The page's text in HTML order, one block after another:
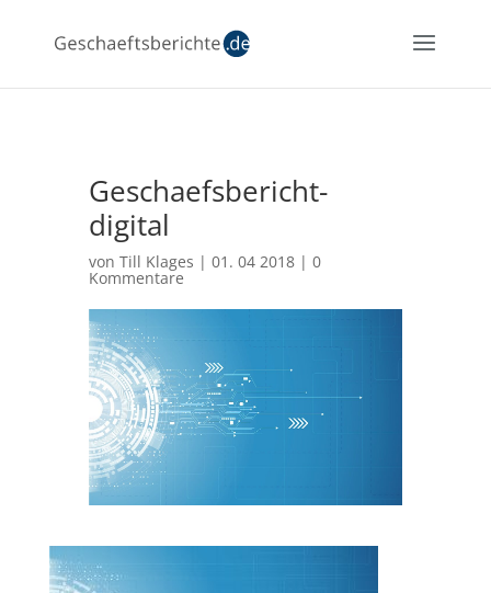
Geschaefsbericht-
digital
von Till Klages | 01. 04 2018| 0
Kommentare